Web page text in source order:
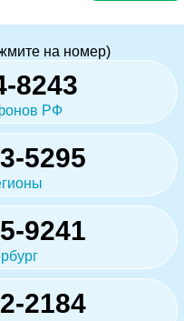
на номер)
8243
РФ
5295
9241
2184